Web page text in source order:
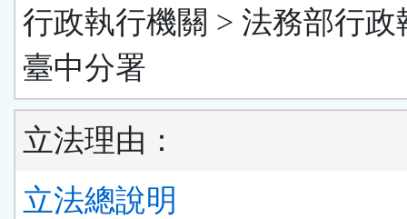
行政執行機關 > 法務部行政
臺中分署
立法理由：
立法總說明